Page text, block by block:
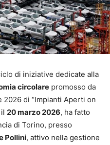
di iniziative dedicate alla
circolare promosso da
2026 di “Impianti Aperti on
20 marzo 2026, ha fatto
di Torino, presso
Pollini, attivo nella gestione